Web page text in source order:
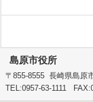
島原市役所
〒855-8555 長崎県島原
TEL:0957-63-1111